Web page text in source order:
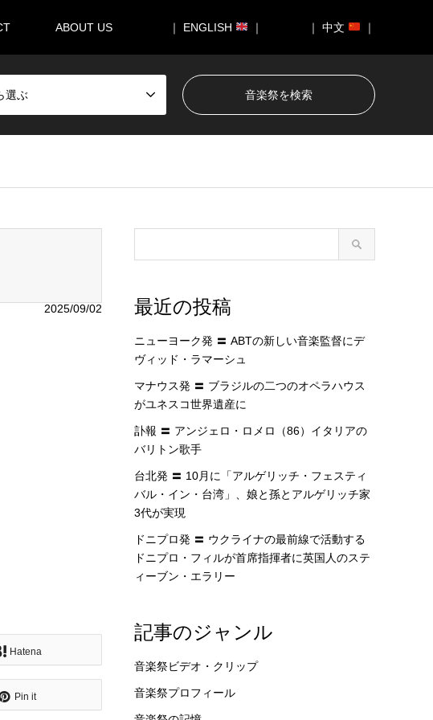
ABOUT US ｜ ENGLISH ｜ ｜ 中文 ｜
選ぶ
2025/09/02
Hatena
Pin it
最近の投稿
ニューヨーク発 〓 ABTの新しい音楽監督にデ
ヴィッド・ラマーシュ
マナウス発 〓 ブラジルの二つのオペラハウス
がユネスコ世界遺産に
訃報 〓 アンジェロ・ロメロ（86）イタリアの
バリトン歌手
台北発 〓 10月に「アルゲリッチ・フェスティ
バル・イン・台湾」、娘と孫とアルゲリッチ家
3代が実現
ドニプロ発 〓 ウクライナの最前線で活動する
ドニプロ・フィルが首席指揮者に英国人のステ
ィーブン・エラリー
記事のジャンル
音楽祭ビデオ・クリップ
音楽祭プロフィール